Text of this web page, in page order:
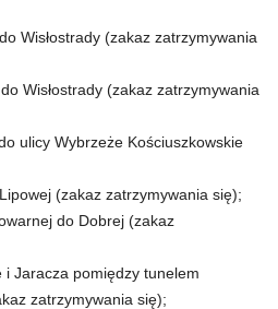
Wisłostrady (zakaz zatrzymywania
Wisłostrady (zakaz zatrzymywania
ulicy Wybrzeże Kościuszkowskie
(zakaz zatrzymywania się);
do Dobrej (zakaz
Jaracza pomiędzy tunelem
zatrzymywania się);